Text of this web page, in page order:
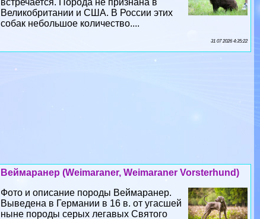
31 07 2026 4:35:22
Выведена в Германии в 16 в. от угасшей
ныне породы серых легавых Святого
Людовика. В начале 19 в. эту породу
усовершенствовали эрцгерцоги Веймарские....
28 07 2026 20:41:45